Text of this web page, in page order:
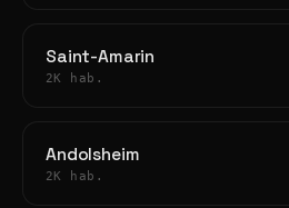
Saint-Amarin
2K hab.
Andolsheim
2K hab.